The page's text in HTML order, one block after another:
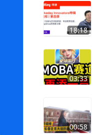
18:18
03:33
00:58